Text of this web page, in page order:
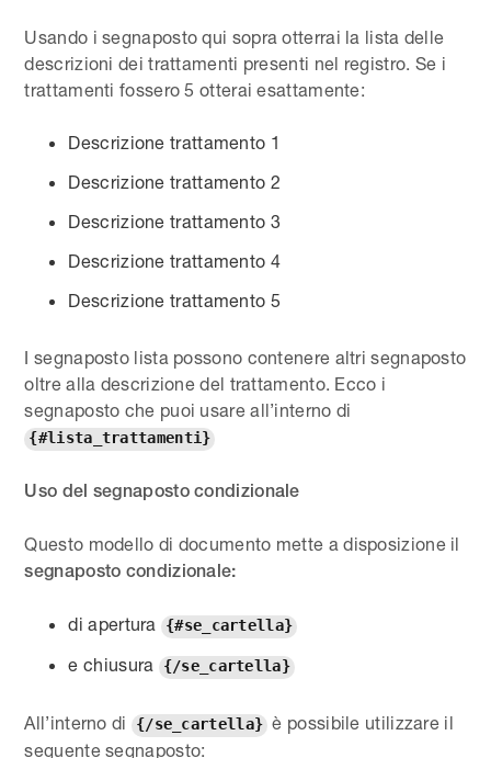
Usando i segnaposto qui sopra otterrai la lista delle
descrizioni dei trattamenti presenti nel registro. Se i
trattamenti fossero 5 otterai esattamente:
Descrizione trattamento 1
Descrizione trattamento 2
Descrizione trattamento 3
Descrizione trattamento 4
Descrizione trattamento 5
I segnaposto lista possono contenere altri segnaposto
oltre alla descrizione del trattamento. Ecco i
segnaposto che puoi usare all’interno di
{#lista_trattamenti}
Uso del segnaposto condizionale
Questo modello di documento mette a disposizione il
segnaposto condizionale:
di apertura {#se_cartella}
e chiusura {/se_cartella}
All’interno di {/se_cartella} è possibile utilizzare il
seguente segnaposto: